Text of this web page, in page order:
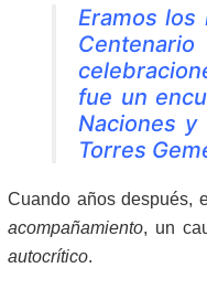
Eramos
fue un
Naciones
Torres
Cuando años después,
acompañamiento, un
autocrítico.